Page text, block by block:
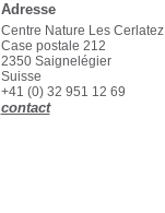
Adresse
Centre Nature Les Cerlatez
Case postale 212
2350 Saignelégier
Suisse
+41 (0) 32 951 12 69
contact